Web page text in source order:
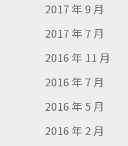
2017 年 9 月
2017 年 7 月
2016 年 11 月
2016 年 7 月
2016 年 5 月
2016 年 2 月